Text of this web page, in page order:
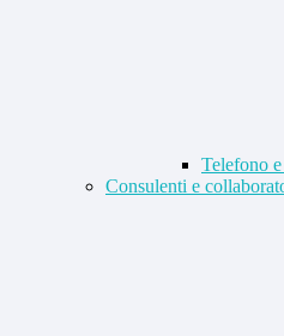
Telefono
Consulenti e